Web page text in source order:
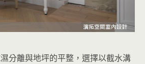
分離與地坪的平整，選擇以截水溝